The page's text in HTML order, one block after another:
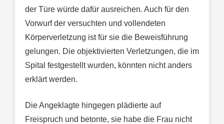
der Türe würde dafür ausreichen. Auch für den
Vorwurf der versuchten und vollendeten
Körperverletzung ist für sie die Beweisführung
gelungen. Die objektivierten Verletzungen, die im
Spital festgestellt wurden, könnten nicht anders
erklärt werden.
Die Angeklagte hingegen plädierte auf
Freispruch und betonte, sie habe die Frau nicht